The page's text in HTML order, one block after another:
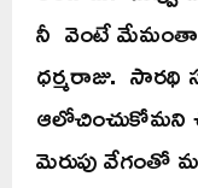
నీ వెంటే మేమంతా
ధర్మరాజు. సారథి
ఆలోచించుకోమని
మెరుపు వేగంతో